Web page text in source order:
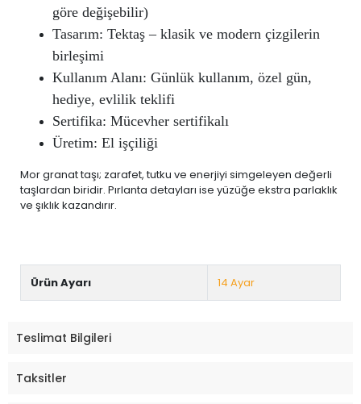
göre değişebilir)
Tasarım: Tektaş – klasik ve modern çizgilerin
birleşimi
Kullanım Alanı: Günlük kullanım, özel gün,
hediye, evlilik teklifi
Sertifika: Mücevher sertifikalı
Üretim: El işçiliği
Mor granat taşı; zarafet, tutku ve enerjiyi simgeleyen değerli
taşlardan biridir. Pırlanta detayları ise yüzüğe ekstra parlaklık
ve şıklık kazandırır.
Ürün Ayarı 14 Ayar
Teslimat Bilgileri
Taksitler